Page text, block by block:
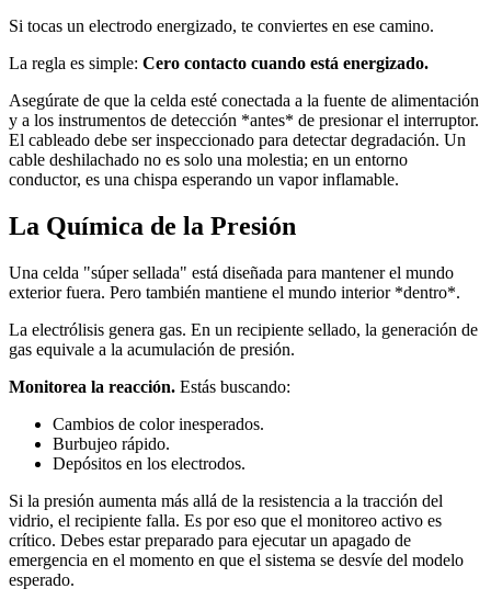
Si tocas un electrodo energizado, te conviertes en ese camino.
La regla es simple: Cero contacto cuando está energizado.
Asegúrate de que la celda esté conectada a la fuente de alimentación
y a los instrumentos de detección *antes* de presionar el interruptor.
El cableado debe ser inspeccionado para detectar degradación. Un
cable deshilachado no es solo una molestia; en un entorno
conductor, es una chispa esperando un vapor inflamable.
La Química de la Presión
Una celda "súper sellada" está diseñada para mantener el mundo
exterior fuera. Pero también mantiene el mundo interior *dentro*.
La electrólisis genera gas. En un recipiente sellado, la generación de
gas equivale a la acumulación de presión.
Monitorea la reacción. Estás buscando:
Cambios de color inesperados.
Burbujeo rápido.
Depósitos en los electrodos.
Si la presión aumenta más allá de la resistencia a la tracción del
vidrio, el recipiente falla. Es por eso que el monitoreo activo es
crítico. Debes estar preparado para ejecutar un apagado de
emergencia en el momento en que el sistema se desvíe del modelo
esperado.